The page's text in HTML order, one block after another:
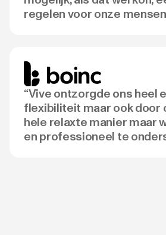
regelen voor onze
“Vive ontzorgde ons heel
flexibiliteit maar ook door
hele relaxte manier maar
en professioneel te